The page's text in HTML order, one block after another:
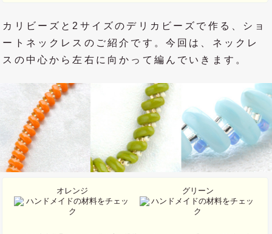
カリビーズと2サイズのデリカビーズで作る、ショ
ートネックレスのご紹介です。今回は、ネックレ
スの中心から左右に向かって編んでいきます。
オレンジ グリーン